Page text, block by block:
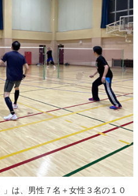
」は、男性７名＋女性３名の１０